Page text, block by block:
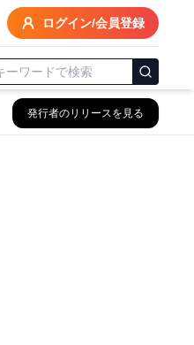
ログイン/会員登録
発行者のリリースを見る